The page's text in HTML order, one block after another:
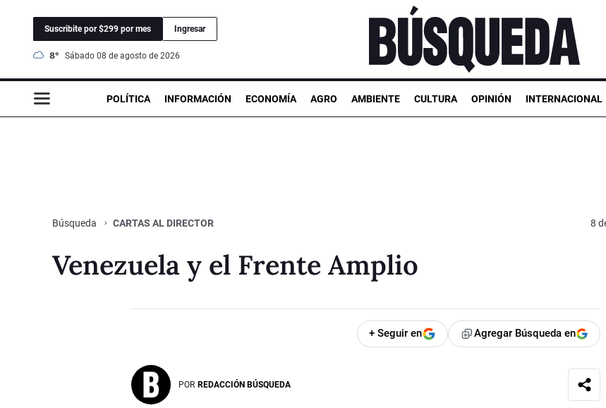
Suscribite por $299 por mes Ingresar
8° sábado 08 de agosto de 2026
POLÍTICA INFORMACIÓN ECONOMÍA AGRO AMBIENTE CULTURA OPINIÓN INTERNACIONAL
Búsqueda CARTAS AL DIRECTOR 8
Venezuela y el Frente Amplio
+ Seguir en Agregar Búsqueda en
POR REDACCIÓN BÚSQUEDA